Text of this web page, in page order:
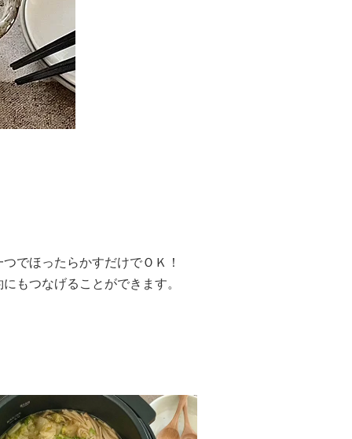
でほったらかすだけでＯＫ！
もつなげることができます。